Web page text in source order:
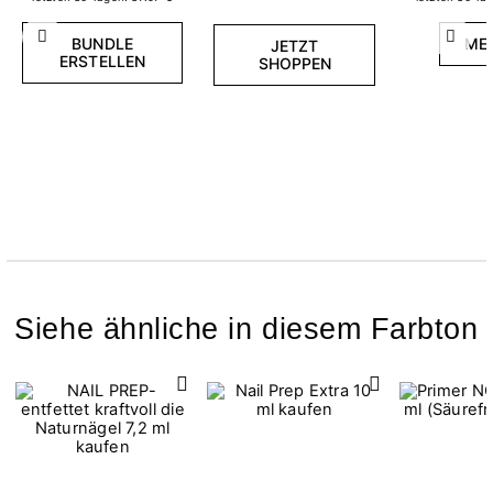
ZurückBUNDLE
ERSTELLEN
JETZT
SHOPPEN
Siehe ähnliche in diesem Farbton